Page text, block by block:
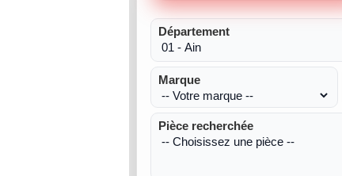
Département
Marque
Pièce recherchée